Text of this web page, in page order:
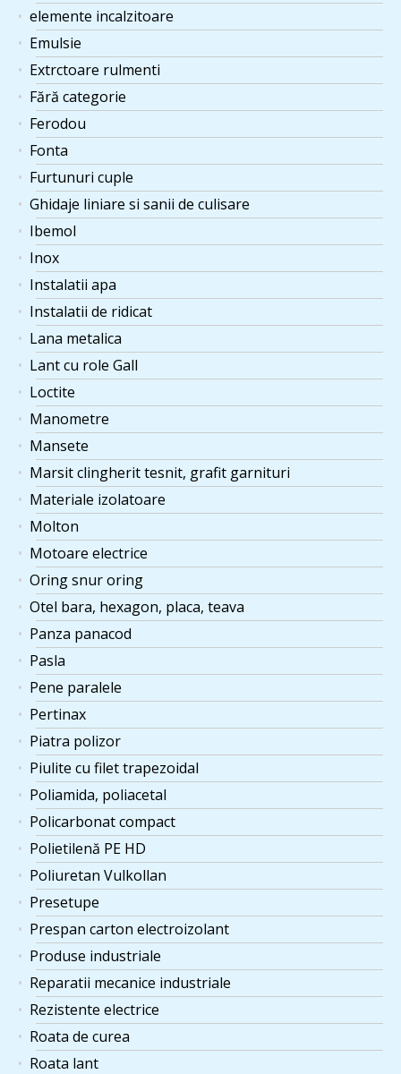
elemente incalzitoare
Emulsie
Extrctoare rulmenti
Fără categorie
Ferodou
Fonta
Furtunuri cuple
Ghidaje liniare si sanii de culisare
Ibemol
Inox
Instalatii apa
Instalatii de ridicat
Lana metalica
Lant cu role Gall
Loctite
Manometre
Mansete
Marsit clingherit tesnit, grafit garnituri
Materiale izolatoare
Molton
Motoare electrice
Oring snur oring
Otel bara, hexagon, placa, teava
Panza panacod
Pasla
Pene paralele
Pertinax
Piatra polizor
Piulite cu filet trapezoidal
Poliamida, poliacetal
Policarbonat compact
Polietilenă PE HD
Poliuretan Vulkollan
Presetupe
Prespan carton electroizolant
Produse industriale
Reparatii mecanice industriale
Rezistente electrice
Roata de curea
Roata lant